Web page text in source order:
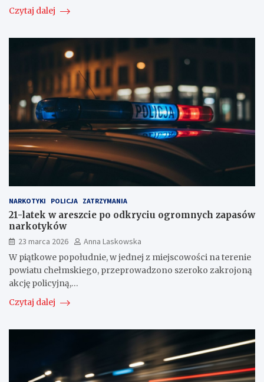
Czytaj dalej
NARKOTYKI POLICJA ZATRZYMANIA
21-latek w areszcie po odkryciu ogromnych zapasów
narkotyków
23 marca 2026
Anna Laskowska
W piątkowe popołudnie, w jednej z miejscowości na terenie
powiatu chełmskiego, przeprowadzono szeroko zakrojoną
akcję policyjną,…
Czytaj dalej